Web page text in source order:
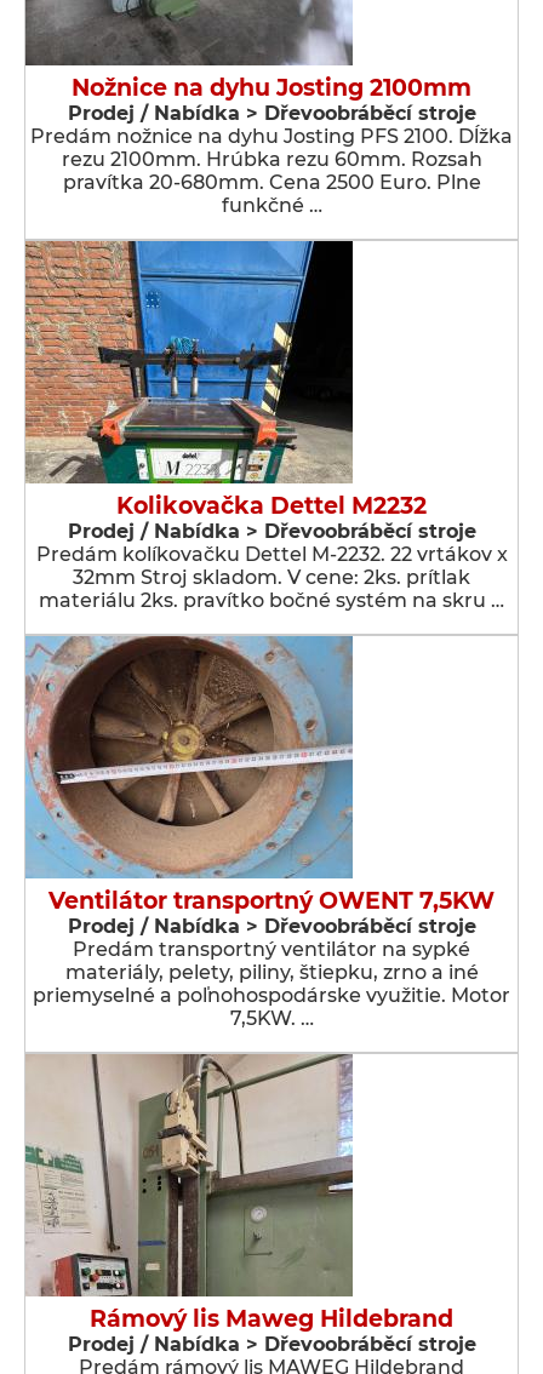
Nožnice na dyhu Josting 2100mm
Prodej / Nabídka > Dřevoobráběcí stroje
Predám nožnice na dyhu Josting PFS 2100. Dĺžka
rezu 2100mm. Hrúbka rezu 60mm. Rozsah
pravítka 20-680mm. Cena 2500 Euro. Plne
funkčné …
Kolikovačka Dettel M2232
Prodej / Nabídka > Dřevoobráběcí stroje
Predám kolíkovačku Dettel M-2232. 22 vrtákov x
32mm Stroj skladom. V cene: 2ks. prítlak
materiálu 2ks. pravítko bočné systém na skru …
Ventilátor transportný OWENT 7,5KW
Prodej / Nabídka > Dřevoobráběcí stroje
Predám transportný ventilátor na sypké
materiály, pelety, piliny, štiepku, zrno a iné
priemyselné a poľnohospodárske využitie. Motor
7,5KW. …
Rámový lis Maweg Hildebrand
Prodej / Nabídka > Dřevoobráběcí stroje
Predám rámový lis MAWEG Hildebrand